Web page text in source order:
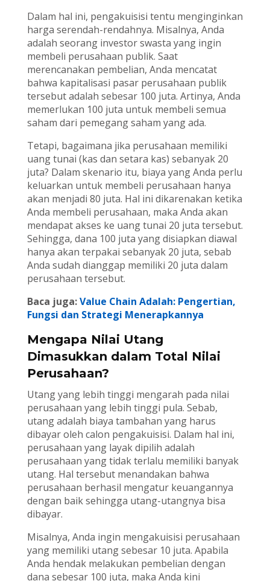
Dalam hal ini, pengakuisisi tentu menginginkan
harga serendah-rendahnya. Misalnya, Anda
adalah seorang investor swasta yang ingin
membeli perusahaan publik. Saat
merencanakan pembelian, Anda mencatat
bahwa kapitalisasi pasar perusahaan publik
tersebut adalah sebesar 100 juta. Artinya, Anda
memerlukan 100 juta untuk membeli semua
saham dari pemegang saham yang ada.
Tetapi, bagaimana jika perusahaan memiliki
uang tunai (kas dan setara kas) sebanyak 20
juta? Dalam skenario itu, biaya yang Anda perlu
keluarkan untuk membeli perusahaan hanya
akan menjadi 80 juta. Hal ini dikarenakan ketika
Anda membeli perusahaan, maka Anda akan
mendapat akses ke uang tunai 20 juta tersebut.
Sehingga, dana 100 juta yang disiapkan diawal
hanya akan terpakai sebanyak 20 juta, sebab
Anda sudah dianggap memiliki 20 juta dalam
perusahaan tersebut.
Baca juga:Value Chain Adalah: Pengertian,
Fungsi dan Strategi Menerapkannya
Mengapa Nilai Utang
Dimasukkan dalam Total Nilai
Perusahaan?
Utang yang lebih tinggi mengarah pada nilai
perusahaan yang lebih tinggi pula. Sebab,
utang adalah biaya tambahan yang harus
dibayar oleh calon pengakuisisi. Dalam hal ini,
perusahaan yang layak dipilih adalah
perusahaan yang tidak terlalu memiliki banyak
utang. Hal tersebut menandakan bahwa
perusahaan berhasil mengatur keuangannya
dengan baik sehingga utang-utangnya bisa
dibayar.
Misalnya, Anda ingin mengakuisisi perusahaan
yang memiliki utang sebesar 10 juta. Apabila
Anda hendak melakukan pembelian dengan
dana sebesar 100 juta, maka Anda kini